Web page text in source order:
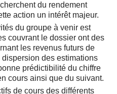
du rendement
action un intérêt majeur.
du groupe à venir est
couvrant le dossier ont des
les revenus futurs de
dispersion des estimations
prédictibilité du chiffre
cours ainsi que du suivant.
de cours des différents